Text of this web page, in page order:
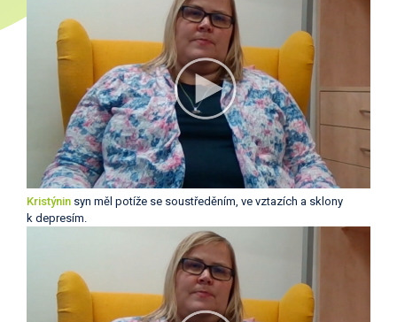
Kristýnin syn měl potíže se soustředěním, ve vztazích a sklony
k depresím.